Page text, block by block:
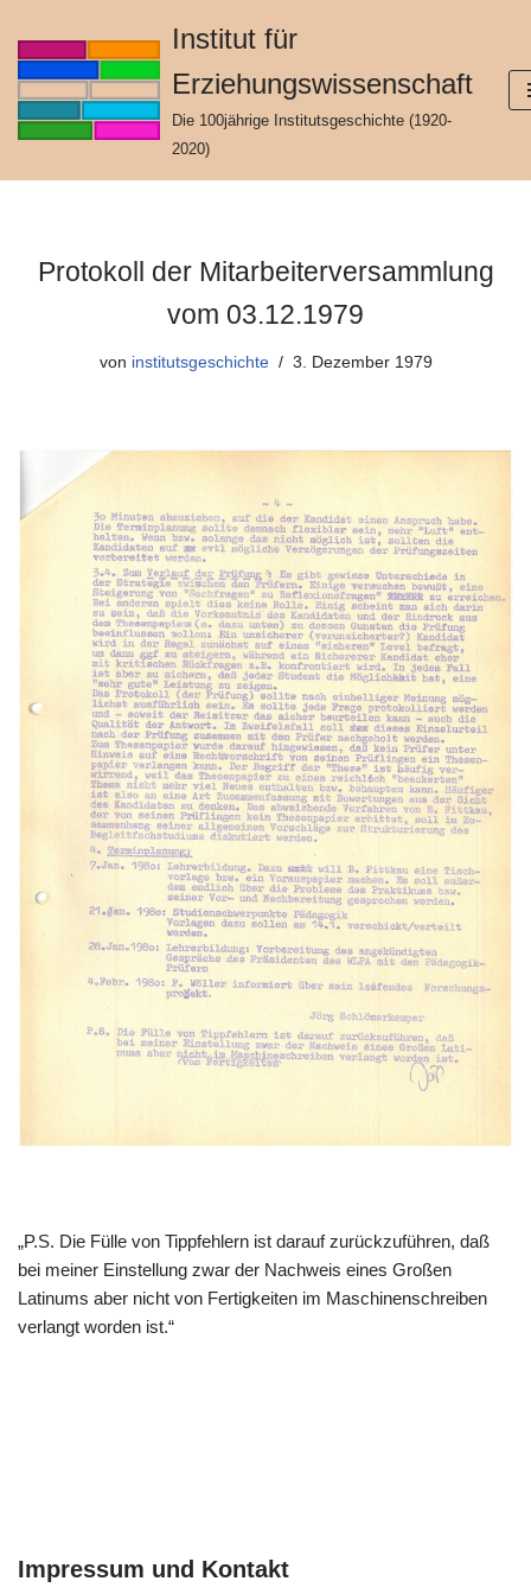
Zum
springen
Institut für
Erziehungswissenschaft
Die 100jährige Institutsgeschichte (1920-
2020)
Protokoll der Mitarbeiterversammlung
vom 03.12.1979
von institutsgeschichte 3. Dezember 1979
„P.S. Die Fülle von Tippfehlern ist darauf zurückzuführen, daß
bei meiner Einstellung zwar der Nachweis eines Großen
Latinums aber nicht von Fertigkeiten im Maschinenschreiben
verlangt worden ist.“
Impressum und Kontakt